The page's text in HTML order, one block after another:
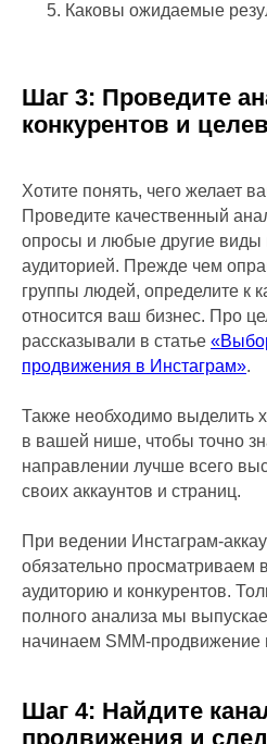
Каковы ожидаемые
Шаг 3: Проведите
конкурентов и
Хотите понять, чего желает
Проведите качественный
опросы и любые другие виды
аудиторией. Прежде чем
группы людей, определите к
относится ваш бизнес. Про
рассказывали в статье
продвижения в Инстаграм».
Также необходимо выделить
в вашей нише, чтобы точно
направлении лучше всего
своих аккаунтов и страниц.
При ведении Инстаграм-
обязательно просматриваем
аудиторию и конкурентов.
полного анализа мы
начинаем SMM-
Шаг 4: Найдите
продвижения и